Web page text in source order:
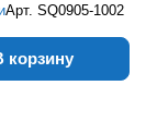
Арт. SQ0905-1002
корзину